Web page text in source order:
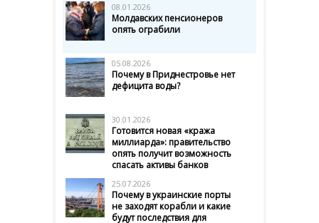
08.01.2026
Молдавских пенсионеров
опять ограбили
05.08.2026
Почему в Приднестровье нет
дефицита воды?
30.01.2026
Готовится новая «кража
миллиарда»: правительство
опять получит возможность
спасать активы банков
25.07.2026
Почему в украинские порты
не заходят корабли и какие
будут последствия для